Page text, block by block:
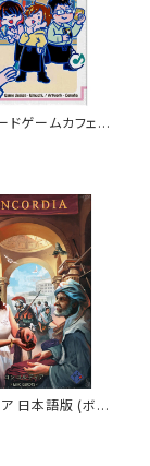
ドゲームカフェへ！
カードゲーム) 1
程度 2人以上
ア 日本語版 (ボー
ドゲーム) 13歳以
2-5人用